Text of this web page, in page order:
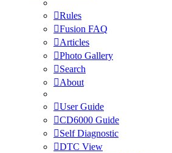
Rules
Fusion FAQ
Articles
Photo Gallery
Search
About
User Guide
CD6000 Guide
Self Diagnostic
DTC View